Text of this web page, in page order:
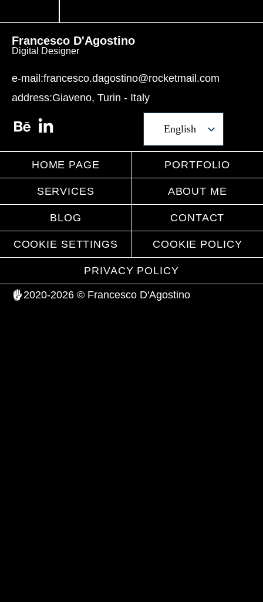
Francesco D'Agostino
Digital Designer
e-mail:francesco.dagostino@rocketmail.com
address:Giaveno, Turin - Italy
English
Italian
HOME PAGE
PORTFOLIO
SERVICES ABOUT ME
BLOG CONTACT
COOKIE SETTINGS COOKIE POLICY
PRIVACY POLICY
2020-2026 © Francesco D'Agostino